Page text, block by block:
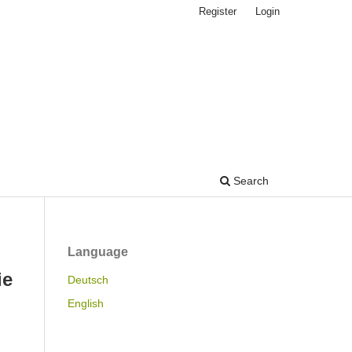
Search
Register Login
Language
Deutsch
English